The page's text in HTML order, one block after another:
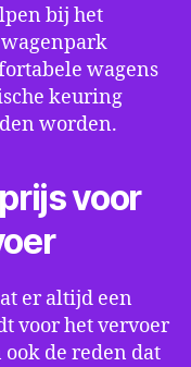
bij het
wagens
keuring
worden.
voor
er altijd een
voor het vervoer
de reden dat